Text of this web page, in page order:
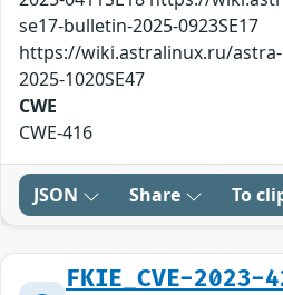
se17-bulletin-2025-0923SE17
https://wiki.astralinux.ru/
2025-1020SE47
CWE
CWE-416
JSON Share To
FKIE_CVE-2023-